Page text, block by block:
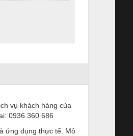
vụ khách hàng của
0936 360 686
ứng dụng thực tế. Mô